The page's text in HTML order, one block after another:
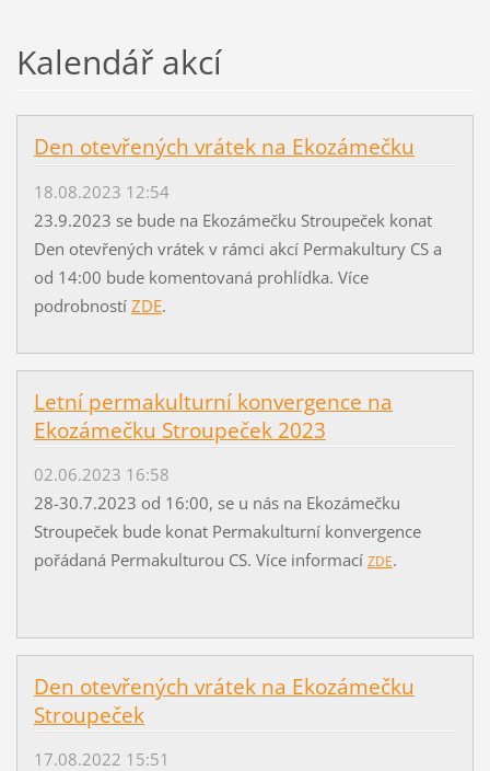
Kalendář akcí
Den otevřených vrátek na Ekozámečku
18.08.2023 12:54
23.9.2023 se bude na Ekozámečku Stroupeček konat
Den otevřených vrátek v rámci akcí Permakultury CS a
od 14:00 bude komentovaná prohlídka. Více
podrobností ZDE.
Letní permakulturní konvergence na
Ekozámečku Stroupeček 2023
02.06.2023 16:58
28-30.7.2023 od 16:00, se u nás na Ekozámečku
Stroupeček bude konat Permakulturní konvergence
pořádaná Permakulturou CS. Více informací ZDE.
Den otevřených vrátek na Ekozámečku
Stroupeček
17.08.2022 15:51